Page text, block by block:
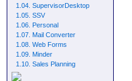
1.04. SupervisorDesktop
1.05. SSV
1.06. Personal
1.07. Mail Converter
1.08. Web Forms
1.09. Minder
1.10. Sales Planning